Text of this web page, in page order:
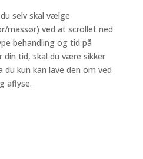
selv skal vælge
massør) ved at scrollet ned
behandling og tid på
din tid, skal du være sikker
du kun kan lave den om ved
aflyse.